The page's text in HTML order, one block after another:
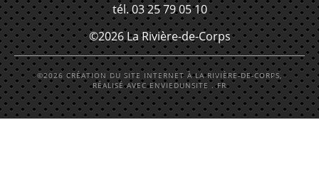
tél. 03 25 79 05 10
©2026 La Rivière-de-Corps
©2026 CRÉATION DU SITE INTERNET À LA RIVIÈRE-DE-CORPS,
RÉALISÉ AVEC ENVIEDUNSITE . FR